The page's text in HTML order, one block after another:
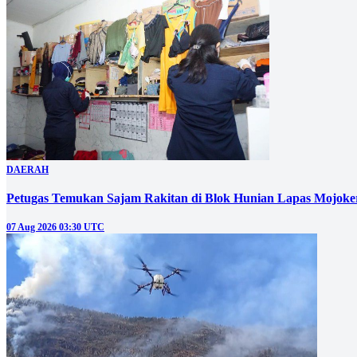
DAERAH
Petugas Temukan Sajam Rakitan di Blok Hunian Lapas
07 Aug 2026 03:30 UTC